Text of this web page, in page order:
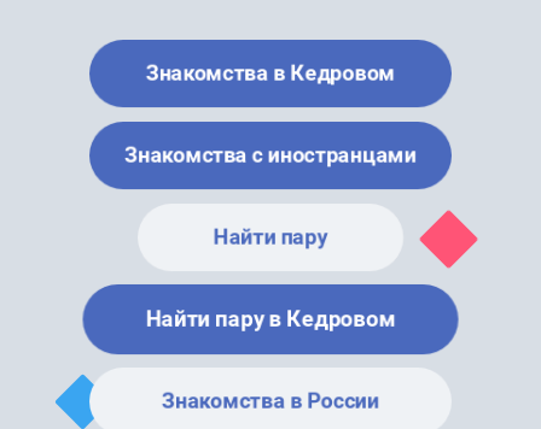
Знакомства в Кедровом
Знакомства с иностранцами
Найти пару
Найти пару в Кедровом
Знакомства в России